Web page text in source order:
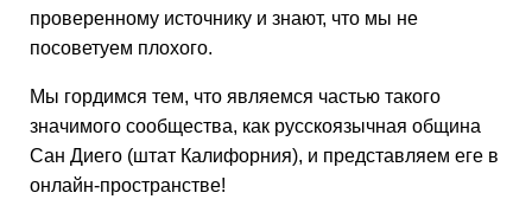
проверенному источнику и знают, что мы не
посоветуем плохого.
Мы гордимся тем, что являемся частью такого
значимого сообщества, как русскоязычная община
Сан Диего (штат Калифорния), и представляем еге в
онлайн-пространстве!